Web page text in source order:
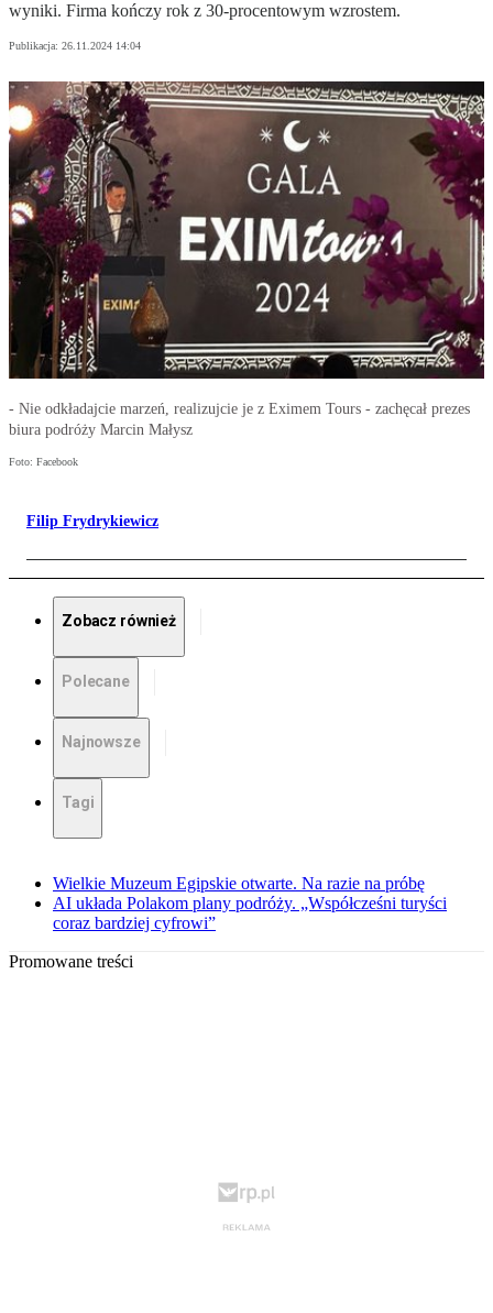
wyniki. Firma kończy rok z 30-procentowym wzrostem.
Publikacja: 26.11.2024 14:04
- Nie odkładajcie marzeń, realizujcie je z Eximem Tours - zachęcał prezes
biura podróży Marcin Małysz
Foto: Facebook
Filip Frydrykiewicz
Zobacz również
Polecane
Najnowsze
Tagi
Wielkie Muzeum Egipskie otwarte. Na razie na próbę
AI układa Polakom plany podróży. „Współcześni turyści
coraz bardziej cyfrowi”
Promowane treści